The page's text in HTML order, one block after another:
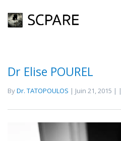
Dr Elise POUREL
ByDr. TATOPOULOS | Juin 21, 2015 | |